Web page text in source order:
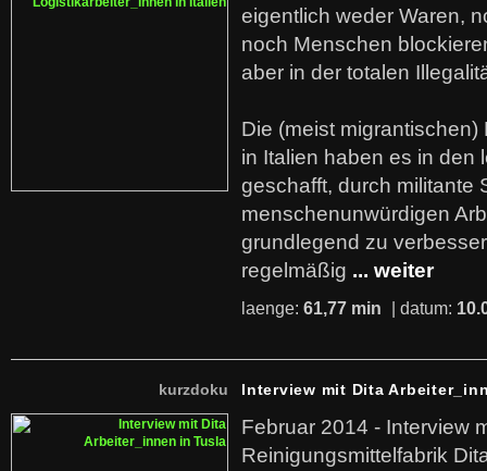
eigentlich weder Waren,
noch Menschen
aber in der totalen
Die (meist
in Italien haben es in den
geschafft, durch militante
menschenunwürdigen
grundlegend zu
regelmäßig ... weiter
laenge: 61,77 min | datum:
kurzdoku Interview mit Dita
Februar 2014 - Interview
Reinigungsmittelfabrik